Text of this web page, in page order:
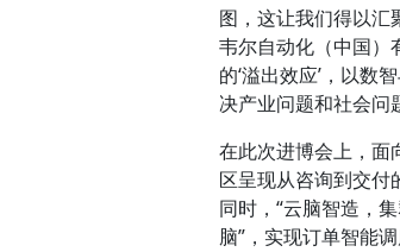
图，这让我们得以汇
韦尔自动化（中国）
的‘溢出效应’，以数
决产业问题和社会问
在此次进博会上，面
区呈现从咨询到交付
同时，“云脑智造，
脑”，实现订单智能